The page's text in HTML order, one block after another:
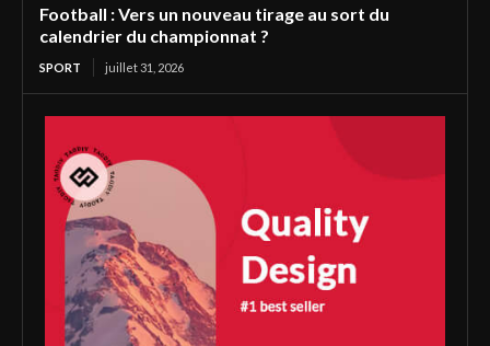
Football : Vers un nouveau tirage au sort du
calendrier du championnat ?
SPORT juillet 31, 2026